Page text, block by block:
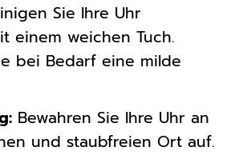
Sie Ihre Uhr
einem weichen Tuch.
bei Bedarf eine milde
Bewahren Sie Ihre Uhr an
und staubfreien Ort auf.